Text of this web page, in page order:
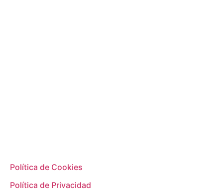
Política de Cookies
Política de Privacidad